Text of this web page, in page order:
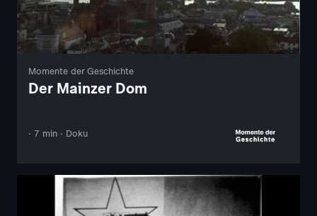
Momente der Geschichte
Der Mainzer Dom
· 7 min · Doku